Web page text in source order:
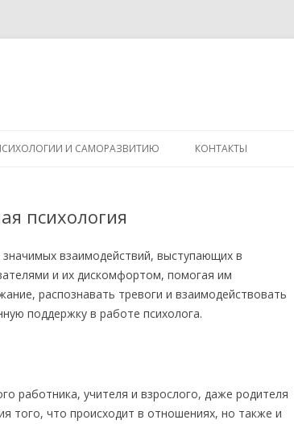
И САМОРАЗВИТИЮ КОНТАКТЫ
психология
взаимодействий, выступающих в
и их дискомфортом, помогая им
распознавать тревоги и взаимодействовать
поддержку в работе психолога.
работника, учителя и взрослого, даже родителя
того, что происходит в отношениях, но также и